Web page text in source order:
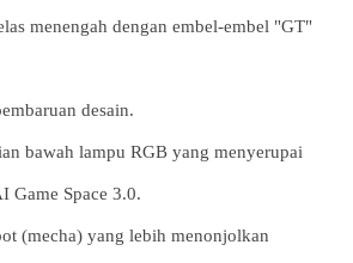
menengah dengan embel-embel "GT"
desain.
bawah lampu RGB yang menyerupai
Game Space 3.0.
(mecha) yang lebih menonjolkan